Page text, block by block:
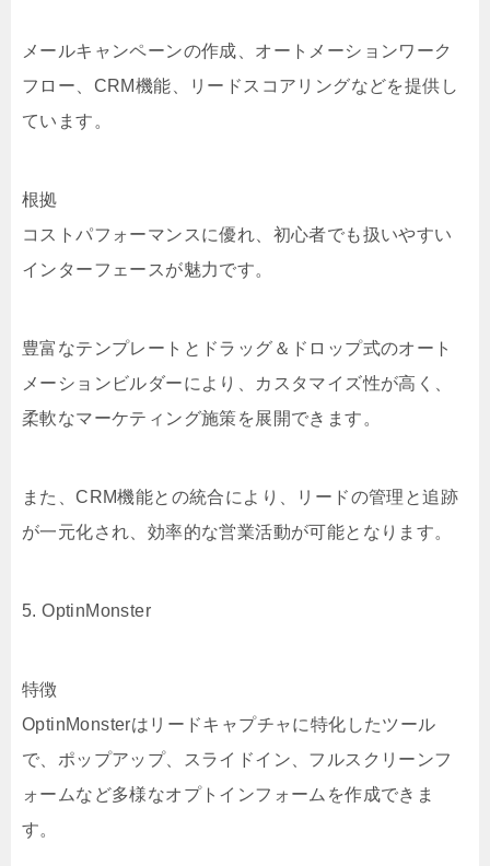
メールキャンペーンの作成、オートメーションワーク
フロー、CRM機能、リードスコアリングなどを提供し
ています。
根拠
コストパフォーマンスに優れ、初心者でも扱いやすい
インターフェースが魅力です。
豊富なテンプレートとドラッグ＆ドロップ式のオート
メーションビルダーにより、カスタマイズ性が高く、
柔軟なマーケティング施策を展開できます。
また、CRM機能との統合により、リードの管理と追跡
が一元化され、効率的な営業活動が可能となります。
5. OptinMonster
特徴
OptinMonsterはリードキャプチャに特化したツール
で、ポップアップ、スライドイン、フルスクリーンフ
ォームなど多様なオプトインフォームを作成できま
す。